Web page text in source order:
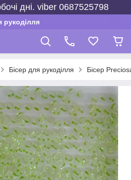
дні. viber 0687525798
рукоділля
Бісер для рукоділля Бісер